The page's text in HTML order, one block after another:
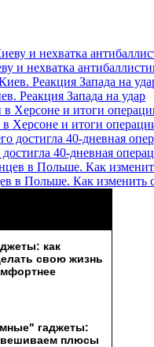
и нехватка
Реакция Запада на удар
Херсоне и итоги
40-дневная
в Польше. Как изменить